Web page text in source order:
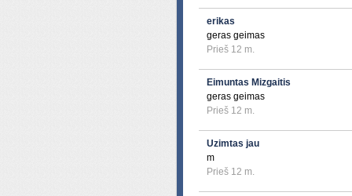
erikas
geras geimas
Prieš 12 m.
Eimuntas Mizgaitis
geras geimas
Prieš 12 m.
Uzimtas jau
m
Prieš 12 m.